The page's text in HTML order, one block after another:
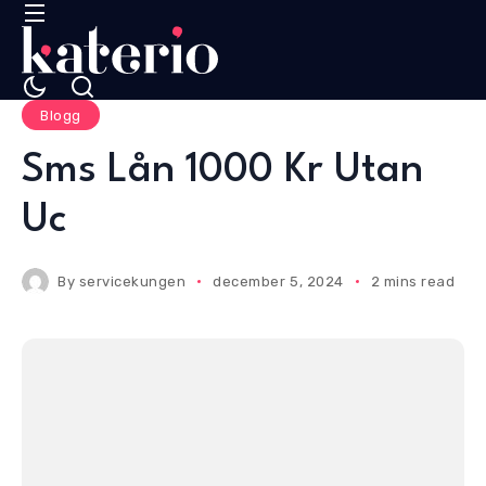
Blogg
Sms Lån 1000 Kr Utan
Uc
By servicekungen december 5, 2024 2 mins read